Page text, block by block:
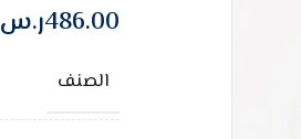
486.00ر.س
الصنف